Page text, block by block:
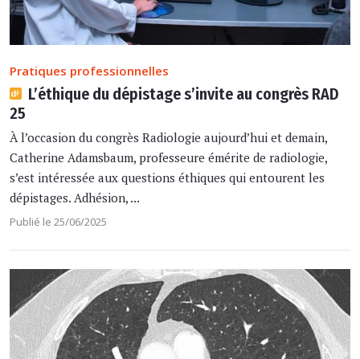
Pratiques professionnelles
L’éthique du dépistage s’invite au congrès RAD
25
À l’occasion du congrès Radiologie aujourd’hui et demain,
Catherine Adamsbaum, professeure émérite de radiologie,
s’est intéressée aux questions éthiques qui entourent les
dépistages. Adhésion, ...
Publié le 25/06/2025